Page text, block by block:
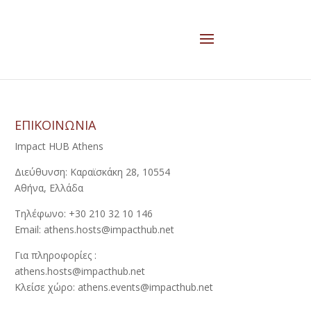
ΕΠΙΚΟΙΝΩΝΙΑ
Impact HUB Athens
Διεύθυνση: Καραϊσκάκη 28, 10554
Αθήνα, Ελλάδα
Τηλέφωνο: +30 210 32 10 146
Email: athens.hosts@impacthub.net
Για πληροφορίες :
athens.hosts@impacthub.net
Κλείσε χώρο: athens.events@impacthub.net